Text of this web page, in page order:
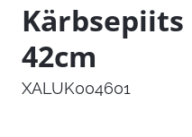
42cm
XALUK004601